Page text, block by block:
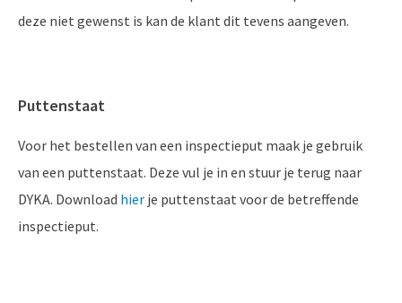
deze niet gewenst is kan de klant dit tevens aangeven.
Puttenstaat
Voor het bestellen van een inspectieput maak je gebruik
van een puttenstaat. Deze vul je in en stuur je terug naar
DYKA. Download hier je puttenstaat voor de betreffende
inspectieput.